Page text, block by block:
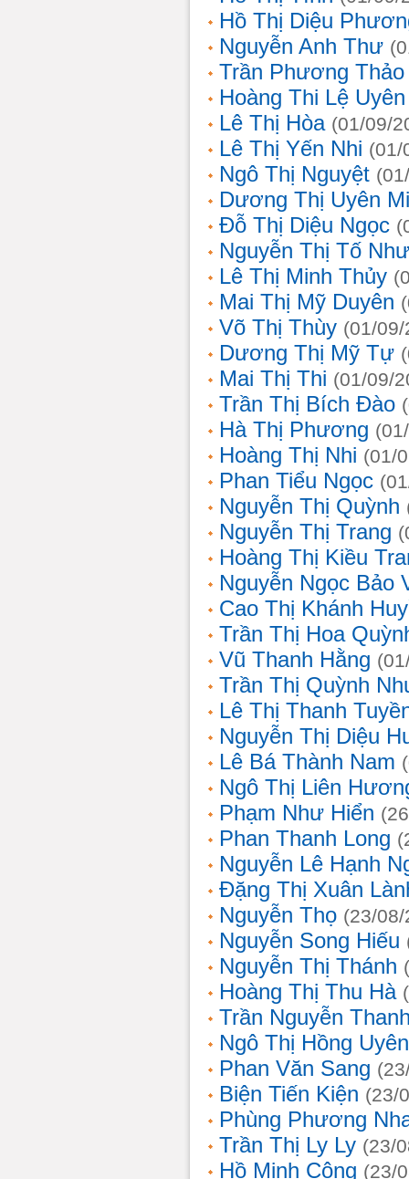
Hồ Thị Diệu
Nguyễn Anh Thư
Trần Phương Thảo
Hoàng Thi Lệ Uyên
Lê Thị Hòa (01/09/
Lê Thị Yến Nhi (01/
Ngô Thị Nguyệt
Dương Thị Uyên Mi
Đỗ Thị Diệu Ngọc
Nguyễn Thị Tố Như
Lê Thị Minh Thủy
Mai Thị Mỹ Duyên
Võ Thị Thùy (01/
Dương Thị Mỹ Tự
Mai Thị Thi (01/09/
Trần Thị Bích Đào
Hà Thị Phương
Hoàng Thị Nhi (01/
Phan Tiểu Ngọc
Nguyễn Thị Quỳnh
Nguyễn Thị Trang
Hoàng Thị Kiều
Nguyễn Ngọc Bảo
Cao Thị Khánh
Trần Thị Hoa
Vũ Thanh Hằng
Trần Thị Quỳnh
Lê Thị Thanh
Nguyễn Thị Diệu
Lê Bá Thành Nam
Ngô Thị Liên
Phạm Như Hiển
Phan Thanh Long
Nguyễn Lê Hạnh
Đặng Thị Xuân
Nguyễn Thọ (23/
Nguyễn Song Hiếu
Nguyễn Thị Thánh
Hoàng Thị Thu Hà
Trần Nguyễn
Ngô Thị Hồng Uyên
Phan Văn Sang
Biện Tiến Kiện (23/
Phùng Phương
Trần Thị Ly Ly (23/
Hồ Minh Công (23/